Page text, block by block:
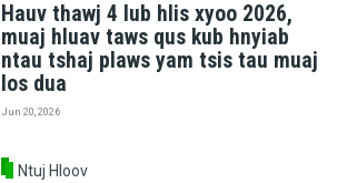
Hauv thawj 4 lub hlis xyoo 2026,
muaj hluav taws qus kub hnyiab
ntau tshaj plaws yam tsis tau muaj
los dua
Jun 20, 2026
Ntuj Hloov